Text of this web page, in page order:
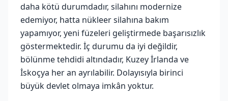
daha kötü durumdadır, silahını modernize
edemiyor, hatta nükleer silahına bakım
yapamıyor, yeni füzeleri geliştirmede başarısızlık
göstermektedir. İç durumu da iyi değildir,
bölünme tehdidi altındadır, Kuzey İrlanda ve
İskoçya her an ayrılabilir. Dolayısıyla birinci
büyük devlet olmaya imkân yoktur.